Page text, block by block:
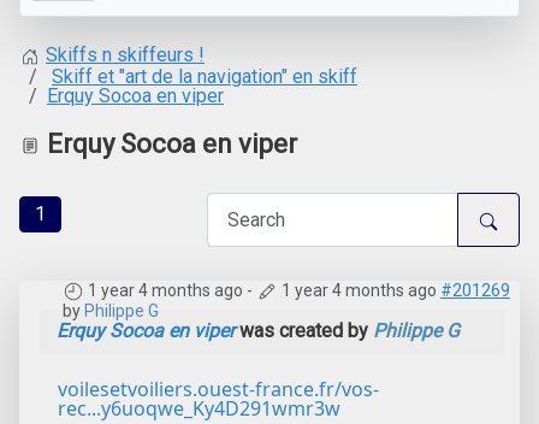
Skiffs n skiffeurs !
Skiff et "art de la navigation" en skiff
Erquy Socoa en viper
Erquy Socoa en viper
1
1 year 4 months ago - 1 year 4 months ago #201269
by Philippe G
Erquy Socoa en viperwas created by Philippe G
voilesetvoiliers.ouest-france.fr/vos-
rec...y6uoqwe_Ky4D291wmr3w